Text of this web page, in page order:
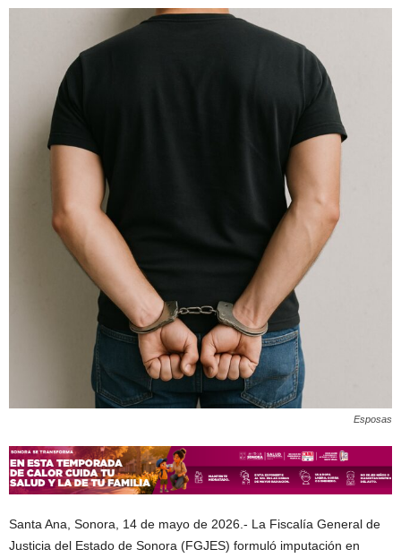
Esposas
Santa Ana, Sonora, 14 de mayo de 2026.- La Fiscalía General de
Justicia del Estado de Sonora (FGJES) formuló imputación en